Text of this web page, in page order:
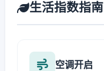
生活指数指南
空调开启